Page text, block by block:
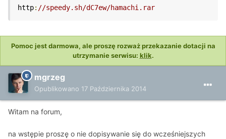
http: //speedy.sh/dC7ew/hamachi.rar
Pomoc jest darmowa, ale proszę rozważ przekazanie dotacji na
utrzymanie serwisu: klik.
mgrzeg
Opublikowano 17 Października 2014
Witam na forum,
na wstępie proszę o nie dopisywanie się do wcześniejszych